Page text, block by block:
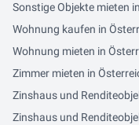
Sonstige Objekte mieten
Wohnung kaufen in
Wohnung mieten in
Zimmer mieten in
Zinshaus und
Zinshaus und